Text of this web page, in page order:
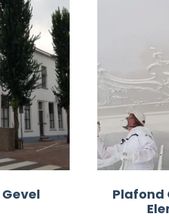
Plafond